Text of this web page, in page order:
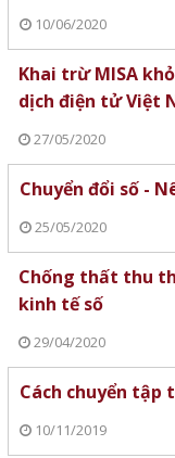
10/06/2020
Khai trừ MISA
dịch điện tử Việt
27/05/2020
Chuyển đổi số -
25/05/2020
Chống thất thu
kinh tế số
29/04/2020
Cách chuyển
10/11/2019